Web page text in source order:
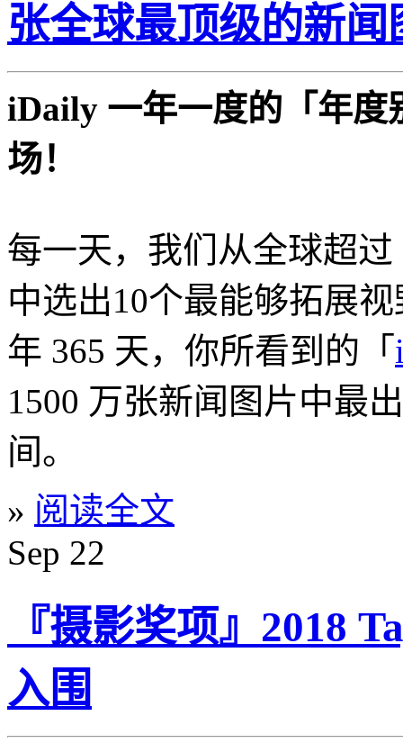
张全球最顶级的新闻
iDaily 一年一度的「年度
场！
每一天，我们从全球超过
中选出10个最能够拓展
年 365 天，你所看到的「
1500 万张新闻图片中最
间。
» 阅读全文
Sep 22
『摄影奖项』2018
入围